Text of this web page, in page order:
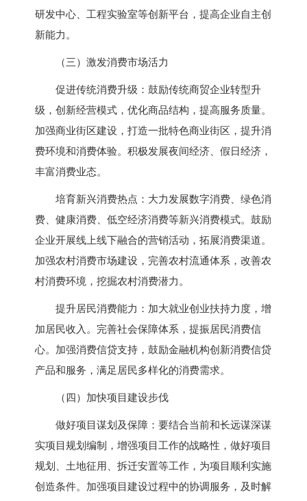
研发中心、工程实验室等创新平台，提高企业自主创
新能力。
（三）激发消费市场活力
促进传统消费升级：鼓励传统商贸企业转型升
级，创新经营模式，优化商品结构，提高服务质量。
加强商业街区建设，打造一批特色商业街区，提升消
费环境和消费体验。积极发展夜间经济、假日经济，
丰富消费业态。
培育新兴消费热点：大力发展数字消费、绿色消
费、健康消费、低空经济消费等新兴消费模式。鼓励
企业开展线上线下融合的营销活动，拓展消费渠道。
加强农村消费市场建设，完善农村流通体系，改善农
村消费环境，挖掘农村消费潜力。
提升居民消费能力：加大就业创业扶持力度，增
加居民收入。完善社会保障体系，提振居民消费信
心。加强消费信贷支持，鼓励金融机构创新消费信贷
产品和服务，满足居民多样化的消费需求。
（四）加快项目建设步伐
做好项目谋划及保障：要结合当前和长远谋深谋
实项目规划编制，增强项目工作的战略性，做好项目
规划、土地征用、拆迁安置等工作，为项目顺利实施
创造条件。加强项目建设过程中的协调服务，及时解